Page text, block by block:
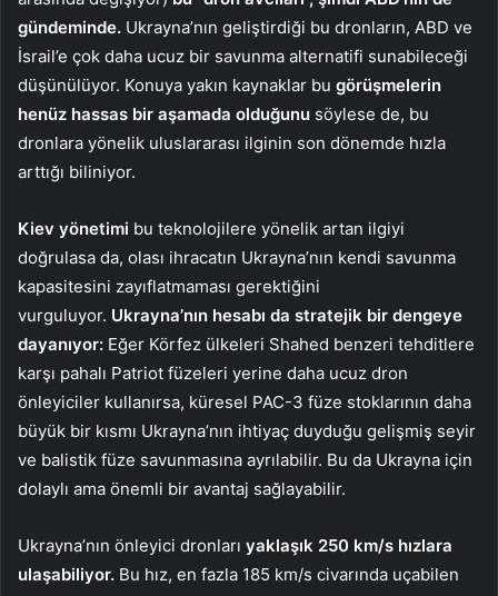
gündeminde. Ukrayna’nın geliştirdiği bu dronların, ABD ve
İsrail’e çok daha ucuz bir savunma alternatifi sunabileceği
düşünülüyor. Konuya yakın kaynaklar bu görüşmelerin
henüz hassas bir aşamada olduğunu söylese de, bu
dronlara yönelik uluslararası ilginin son dönemde hızla
arttığı biliniyor.
Kiev yönetimi bu teknolojilere yönelik artan ilgiyi
doğrulasa da, olası ihracatın Ukrayna’nın kendi savunma
kapasitesini zayıflatmaması gerektiğini
vurguluyor. Ukrayna’nın hesabı da stratejik bir dengeye
dayanıyor: Eğer Körfez ülkeleri Shahed benzeri tehditlere
karşı pahalı Patriot füzeleri yerine daha ucuz dron
önleyiciler kullanırsa, küresel PAC-3 füze stoklarının daha
büyük bir kısmı Ukrayna’nın ihtiyaç duyduğu gelişmiş seyir
ve balistik füze savunmasına ayrılabilir. Bu da Ukrayna için
dolaylı ama önemli bir avantaj sağlayabilir.
Ukrayna’nın önleyici dronları yaklaşık 250 km/s hızlara
ulaşabiliyor. Bu hız, en fazla 185 km/s civarında uçabilen